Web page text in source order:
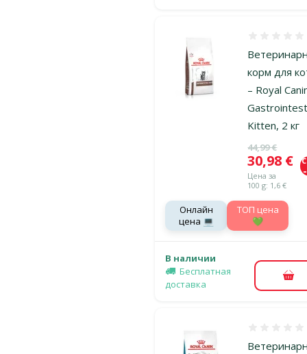
корм для
– Royal
Kitten, 2 кг
Исходная
44,99 €
Цена
30,98 €
Цена за
100 g: 1,6 €
Онлайн
цена 💻
TOП цена
💚
В наличии
Бесплатная
доставка
В